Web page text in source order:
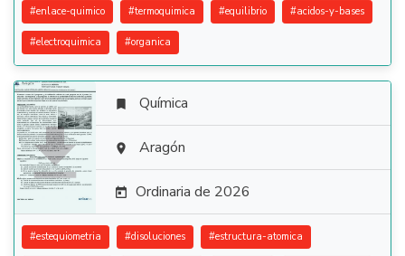
#enlace-quimico #termoquimica #equilibrio #acidos-y-bases
#electroquimica #organica

 Química
 Aragón
 Ordinaria de 2026
#estequiometria #disoluciones #estructura-atomica